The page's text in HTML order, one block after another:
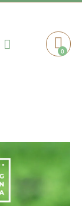
Cart0